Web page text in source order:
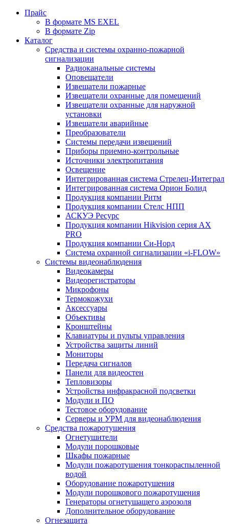
Прайс
В формате MS EXEL
В формате Zip
Каталог
Средства и системы охранно-пожарной
сигнализации
Радиоканальные системы
Оповещатели
Извещатели пожарные
Извещатели охранные для помещений
Извещатели охранные для наружной
установки
Извещатели аварийные
Преобразователи
Системы передачи извещений
Приборы приемно-контрольные
Источники электропитания
Освещение
Интегрированная система Стрелец-Интеграл
Интегрированная система Орион Болид
Продукция компании Ритм
Продукция компании Стелс НПП
АСКУЭ Ресурс
Продукция компании Hikvision серия AX
PRO
Продукция компании Си-Норд
Система охранной сигнализации «i-FLOW»
Системы видеонаблюдения
Видеокамеры
Видеорегистраторы
Микрофоны
Термокожухи
Аксессуары
Объективы
Кронштейны
Клавиатуры и пульты управления
Устройства защиты линий
Мониторы
Передача сигналов
Панели для видеостен
Тепловизоры
Устройства инфракрасной подсветки
Модули и ПО
Тестовое оборудование
Серверы и УРМ для видеонаблюдения
Средства пожаротушения
Огнетушители
Модули порошковые
Шкафы пожарные
Модули пожаротушения тонкораспыленной
водой
Оборудование пожаротушения
Модули порошкового пожаротушения
Генераторы огнетушащего аэрозоля
Дополнительное оборудование
Огнезащита